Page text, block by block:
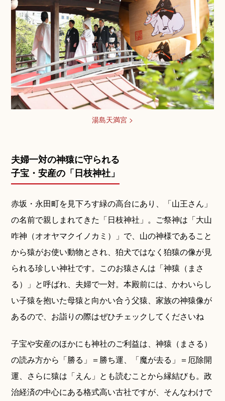
湯島天満宮 >
夫婦一対の神猿に守られる
子宝・安産の「日枝神社」
赤坂・永田町を見下ろす緑の高台にあり、「山王さん」
の名前で親しまれてきた「日枝神社」。ご祭神は「大山
咋神（オオヤマクイノカミ）」で、山の神様であること
から猿がお使い動物とされ、狛犬ではなく狛猿の像が見
られる珍しい神社です。このお猿さんは「神猿（まさ
る）」と呼ばれ、夫婦で一対。本殿前には、かわいらし
い子猿を抱いた母猿と向かい合う父猿、家族の神猿像が
あるので、お詣りの際はぜひチェックしてくださいね
子宝や安産のほかにも神社のご利益は、神猿（まさる）
の読み方から「勝る」＝勝ち運、「魔が去る」＝厄除開
運、さらに猿は「えん」とも読むことから縁結びも。政
治経済の中心にある格式高い古社ですが、そんなわけで